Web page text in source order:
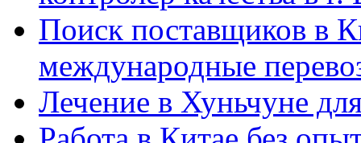
Поиск поставщиков в
международные
Лечение в Хуньчуне